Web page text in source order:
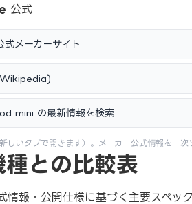
公式
メーカーサイト
mini の最新情報を検索
しいタブで開きます）。メーカー公式情報を一次
種との比較表
情報・公開仕様に基づく主要スペッ